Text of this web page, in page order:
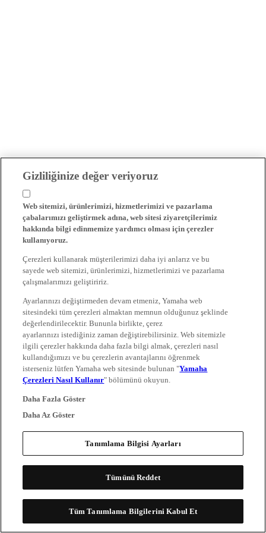
Gizliliğinize değer veriyoruz
Web sitemizi, ürünlerimizi, hizmetlerimizi ve pazarlama
çabalarımızı geliştirmek adına, web sitesi ziyaretçilerimiz
hakkında bilgi edinmemize yardımcı olması için çerezler
kullanıyoruz.
Çerezleri kullanarak müşterilerimizi daha iyi anlarız ve bu
sayede web sitemizi, ürünlerimizi, hizmetlerimizi ve pazarlama
çalışmalarımızı geliştiririz.
Ayarlarınızı değiştirmeden devam etmeniz, Yamaha web
sitesindeki tüm çerezleri almaktan memnun olduğunuz şeklinde
değerlendirilecektir. Bununla birlikte, çerez
ayarlarınızı istediğiniz zaman değiştirebilirsiniz. Web sitemizle
ilgili çerezler hakkında daha fazla bilgi almak, çerezleri nasıl
kullandığımızı ve bu çerezlerin avantajlarını öğrenmek
isterseniz lütfen Yamaha web sitesinde bulunan "Yamaha
Çerezleri Nasıl Kullanır" bölümünü okuyun.
Daha Fazla Göster
Daha Az Göster
Tanımlama Bilgisi Ayarları
Tümünü Reddet
Tüm Tanımlama Bilgilerini Kabul Et